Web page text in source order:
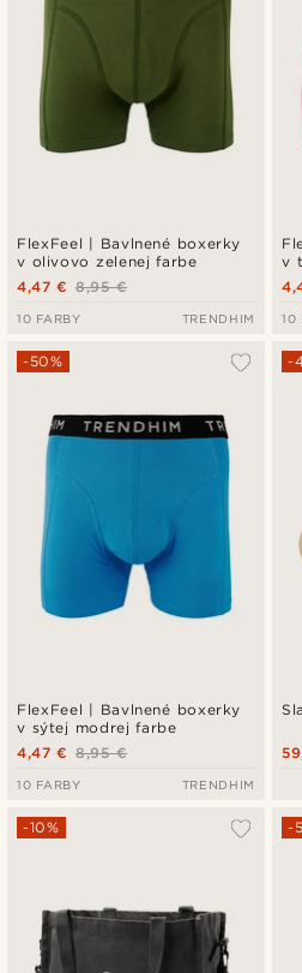
FlexFeel | Bavlnené boxerky
v olivovo zelenej farbe
8,95 €
4,47 €
10 FARBY TRENDHIM
v
10
FlexFeel | Bavlnené boxerky
v sýtej modrej farbe
-50%
8,95 €
4,47 €
10 FARBY TRENDHIM
-
-10% -